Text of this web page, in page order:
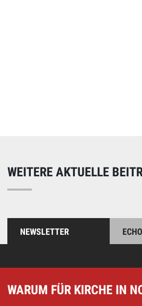
WEITERE AKTUELLE
NEWSLETTER
WARUM FÜR KIRCHE IN